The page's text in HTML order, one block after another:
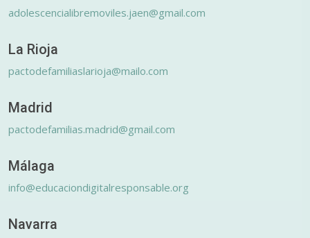
adolescencialibremoviles.jaen@gmail.com
La Rioja
pactodefamiliaslarioja@mailo.com
Madrid
pactodefamilias.madrid@gmail.com
Málaga
info@educaciondigitalresponsable.org
Navarra